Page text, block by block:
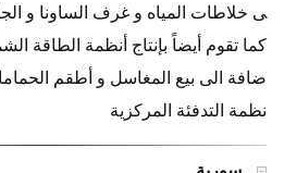
ى خلاطات المياه و غرف الساونا و
كما تقوم أيضاً بإنتاج أنظمة الطاقة
ضافة الى بيع المغاسل و أطقم
نظمة التدفئة المركزية